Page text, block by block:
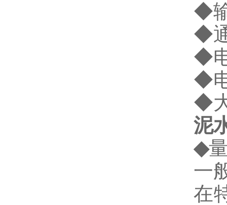
◆
◆
◆
◆
◆
泥
◆
一
在